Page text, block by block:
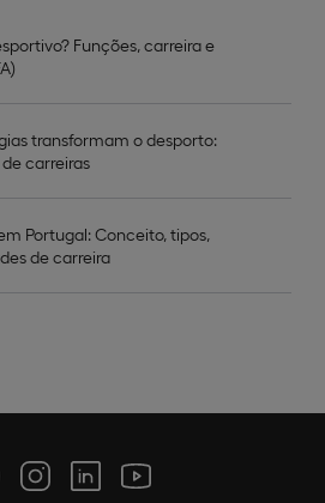
Funções, carreira e
transformam o desporto:
carreiras
Portugal: Conceito, tipos,
de carreira